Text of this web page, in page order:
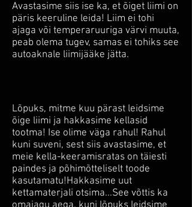
Avastasime siis ise ka, et õiget liimi on
päris keeruline leida! Liim ei tohi
ajaga või temperaruuriga värvi muuta,
peab olema tugev, samas ei tohiks see
autoaknale liimijääke jätta.
Lõpuks, mitme kuu pärast leidsime
õige liimi ja hakkasime kellasid
tootma! Ise olime väga rahul! Rahul
kuni suveni, sest siis avastasime, et
meie kella-keeramisratas on täiesti
paindes ja põhimõtteliselt toode
kasutamatu!Hakkasime uut
kettamaterjali otsima...See võttis ka